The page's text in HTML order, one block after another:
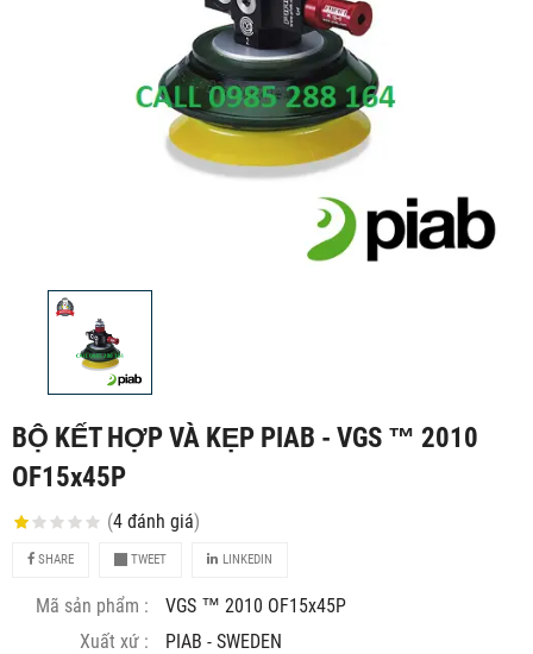
BỘ KẾT HỢP VÀ KẸP PIAB - VGS ™ 2010
OF15x45P
(4 đánh giá)
SHARE TWEET LINKEDIN
Mã sản phẩm :
VGS ™ 2010 OF15x45P
Xuất xứ :
PIAB - SWEDEN